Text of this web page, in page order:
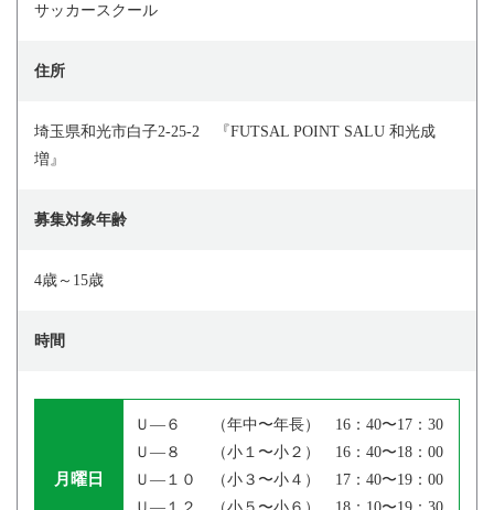
サッカースクール
住所
埼玉県和光市白子2-25-2 『FUTSAL POINT SALU 和光成
増』
募集対象年齢
4歳～15歳
時間
月曜日
Ｕ―６ （年中〜年長） 16：40〜17：30
Ｕ―８ （小１〜小２） 16：40〜18：00
Ｕ―１０ （小３〜小４） 17：40〜19：00
Ｕ―１２ （小５〜小６） 18：10〜19：30